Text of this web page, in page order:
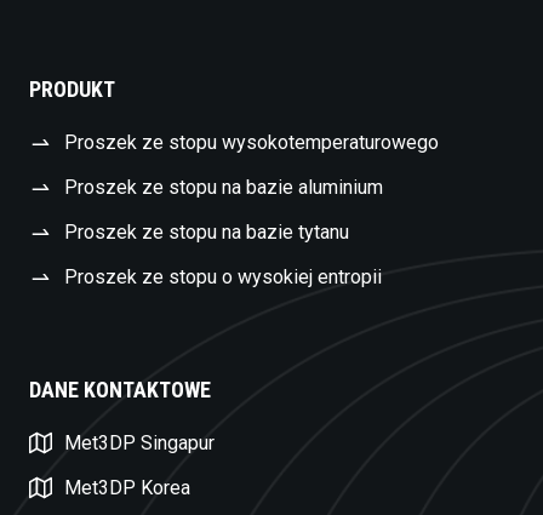
PRODUKT
Proszek ze stopu wysokotemperaturowego
Proszek ze stopu na bazie aluminium
Proszek ze stopu na bazie tytanu
Proszek ze stopu o wysokiej entropii
DANE KONTAKTOWE
Met3DP Singapur
Met3DP Korea